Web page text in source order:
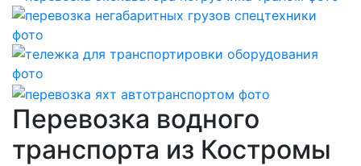
Перевозка водного
транспорта из Костромы